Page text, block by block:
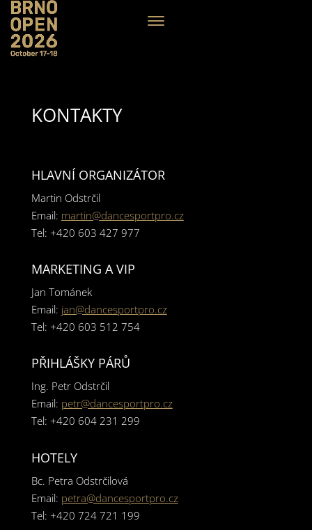
KONTAKTY
HLAVNÍ ORGANIZÁTOR
Martin Odstrčil
Email: martin@dancesportpro.cz
Tel: +420 603 427 977
MARKETING A VIP
Jan Tománek
Email: jan@dancesportpro.cz
Tel: +420 603 512 754
PŘIHLÁŠKY PÁRŮ
Ing. Petr Odstrčil
Email: petr@dancesportpro.cz
Tel: +420 604 231 299
HOTELY
Bc. Petra Odstrčilová
Email: petra@dancesportpro.cz
Tel: +420 724 721 199